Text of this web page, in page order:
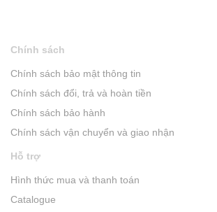
Chính sách
Chính sách bảo mật thông tin
Chính sách đổi, trả và hoàn tiền
Chính sách bảo hành
Chính sách vận chuyển và giao nhận
Hỗ trợ
Hình thức mua và thanh toán
Catalogue